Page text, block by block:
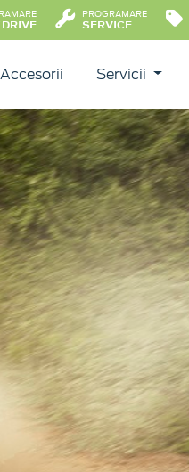
DRIVE
PROGRAMARE
SERVICE
Accesorii Servicii